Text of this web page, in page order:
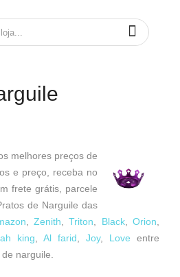
melhores preços de
e preço, receba no
frete grátis, parcele
de Narguile das
,Zenith ,Triton Black,Orion
king Al farid Joy, Love entre
narguile.